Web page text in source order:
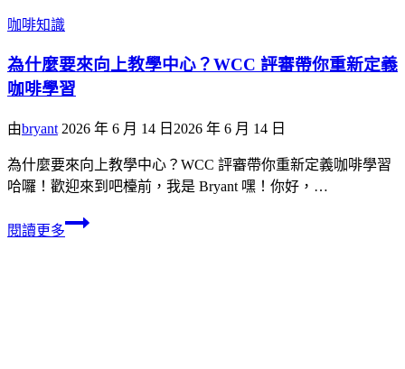
咖啡知識
為什麼要來向上教學中心？WCC 評審帶你重新定義
咖啡學習
由bryant 2026 年 6 月 14 日 2026 年 6 月 14 日
為什麼要來向上教學中心？WCC 評審帶你重新定義咖啡學習
哈囉！歡迎來到吧檯前，我是 Bryant 嘿！你好，…
閱讀更多